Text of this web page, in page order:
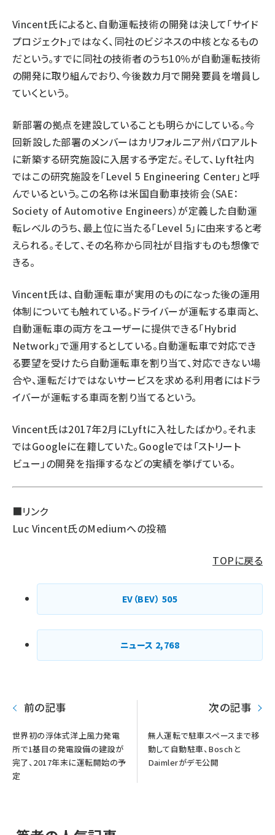
Vincent氏によると、自動運転技術の開発は決して「サイド
プロジェクト」ではなく、同社のビジネスの中核となるもの
だという。すでに同社の技術者のうち10％が自動運転技術
の開発に取り組んでおり、今後数カ月で開発要員を増員し
ていくという。
新部署の拠点を建設していることも明らかにしている。今
回新設した部署のメンバーはカリフォルニア州パロアルト
に新築する研究施設に入居する予定だ。そして、Lyft社内
ではこの研究施設を「Level 5 Engineering Center」と呼
んでいるという。この名称は米国自動車技術会（SAE：
Society of Automotive Engineers）が定義した自動運
転レベルのうち、最上位に当たる「Level 5」に由来すると考
えられる。そして、その名称から同社が目指すものも想像で
きる。
Vincent氏は、自動運転車が実用のものになった後の運用
体制についても触れている。ドライバーが運転する車両と、
自動運転車の両方をユーザーに提供できる「Hybrid
Network」で運用するとしている。自動運転車で対応でき
る要望を受けたら自動運転車を割り当て、対応できない場
合や、運転だけではないサービスを求める利用者にはドラ
イバーが運転する車両を割り当てるという。
Vincent氏は2017年2月にLyftに入社したばかり。それま
ではGoogleに在籍していた。Googleでは「ストリート
ビュー」の開発を指揮するなどの実績を挙げている。
■リンク
Luc Vincent氏のMediumへの投稿
TOPに戻る
EV（BEV） 505
ニュース 2,768
前の記事
世界初の浮体式洋上風力発電
所で1基目の発電設備の建設が
完了、2017年末に運転開始の予
定
次の記事
無人運転で駐車スペースまで移
動して自動駐車、Boschと
Daimlerがデモ公開